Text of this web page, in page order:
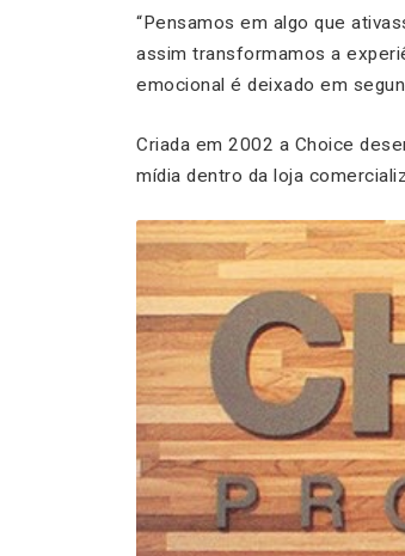
“Pensamos em algo que
assim transformamos a
emocional é deixado em
Criada em 2002 a Choice
mídia dentro da loja